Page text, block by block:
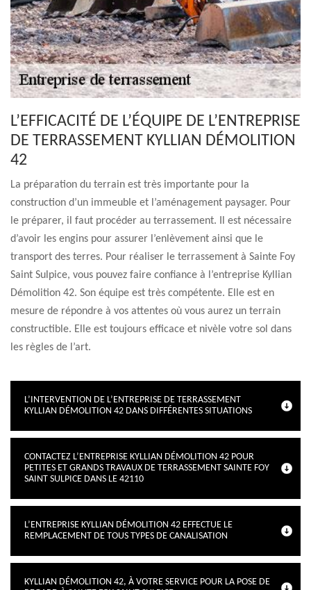
L’EFFICACITÉ DE L’ÉQUIPE DE L’ENTREPRISE
DE TERRASSEMENT KYLLIAN DÉMOLITION
42
La préparation du terrain est très importante pour la
construction d’un immeuble et l’aménagement paysager. Pour
le préparer, il faut procéder au terrassement. Il est nécessaire
d’avoir les engins pour assurer l’enlèvement ainsi que le
transport des terres. Pour réaliser le terrassement à Sainte Foy
Saint Sulpice, vous pouvez faire confiance à l’entreprise Kyllian
Démolition 42. Son équipe est très compétente. Elle est en
mesure de répondre à vos attentes où vous aurez un terrain
constructible. Elle est toujours efficace et nivèle votre sol dans
les règles de l’art.
L’INTERVENTION DE L’ENTREPRISE DE TERRASSEMENT
KYLLIAN DÉMOLITION 42 DANS DIFFÉRENTES SITUATIONS
CONTACTEZ L’ENTREPRISE KYLLIAN DÉMOLITION 42 POUR
PETITES ET GRANDS TRAVAUX DE TERRASSEMENT SAINTE FOY
SAINT SULPICE DANS LE 42110
L’ENTREPRISE KYLLIAN DÉMOLITION 42 EFFECTUE LE
REMPLACEMENT DE TOUS TYPES DE CANALISATION
KYLLIAN DÉMOLITION 42, À VOTRE SERVICE POUR LA POSE DE